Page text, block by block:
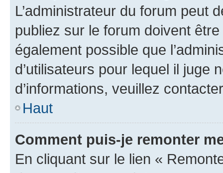
L’administrateur du forum peut
publiez sur le forum doivent
également possible que
d’utilisateurs pour lequel il juge
d’informations, veuillez
Haut
Comment puis-je remonter
En cliquant sur le lien «